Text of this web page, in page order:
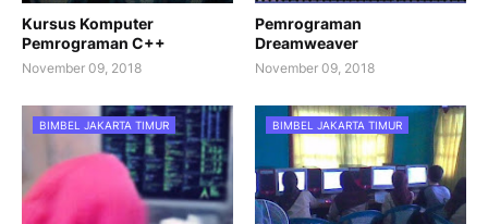
Kursus Komputer
Pemrograman C++
November 09, 2018
Pemrograman
Dreamweaver
November 09, 2018
BIMBEL JAKARTA TIMUR BIMBEL JAKARTA TIMUR